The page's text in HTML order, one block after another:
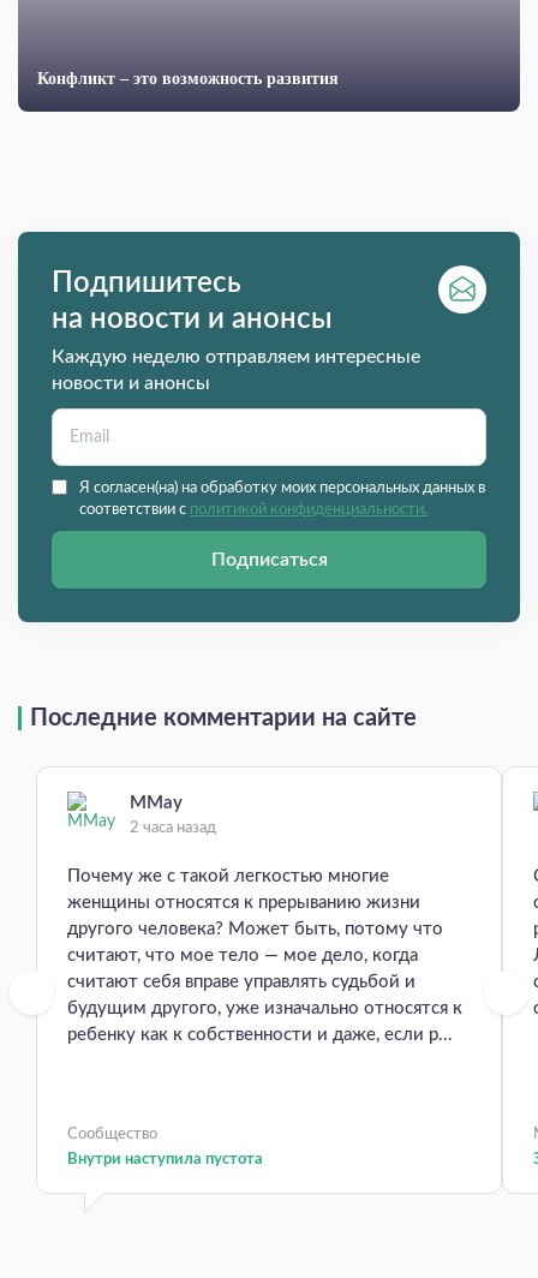
Конфликт – это возможность развития
Подпишитесь
на новости и анонсы
Каждую неделю отправляем интересные
новости и анонсы
Я согласен(на) на обработку моих персональных данных в
соответствии с политикой конфиденциальности.
Подписаться
Последние комментарии на сайте
MMay
2 часа назад
Почему же с такой легкостью многие
женщины относятся к прерыванию жизни
другого человека? Может быть, потому что
считают, что мое тело — мое дело, когда
считают себя вправе управлять судьбой и
будущим другого, уже изначально относятся к
ребенку как к собственности и даже, если р...
Сообщество
Внутри наступила пустота